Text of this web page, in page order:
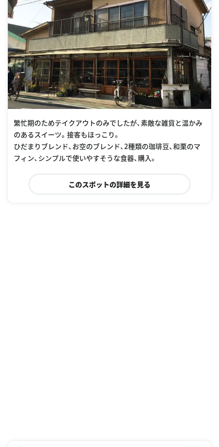
繁忙期のためテイクアウトのみでしたが、素敵な雑貨と温かみ
のあるスイーツ。接客もほっこり。
ひだまりブレンド、お空のブレンド、2種類の珈琲豆、和栗のマ
フィン、シンプルで使いやすそうな食器、購入。
このスポットの詳細を見る